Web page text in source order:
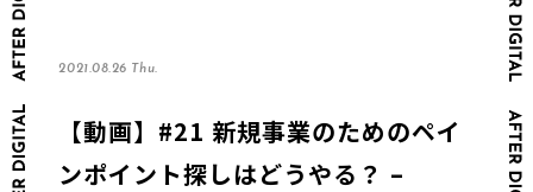
2021.08.26 Thu.
【動画】#21 新規事業のためのペイ
ンポイント探しはどうやる？ –